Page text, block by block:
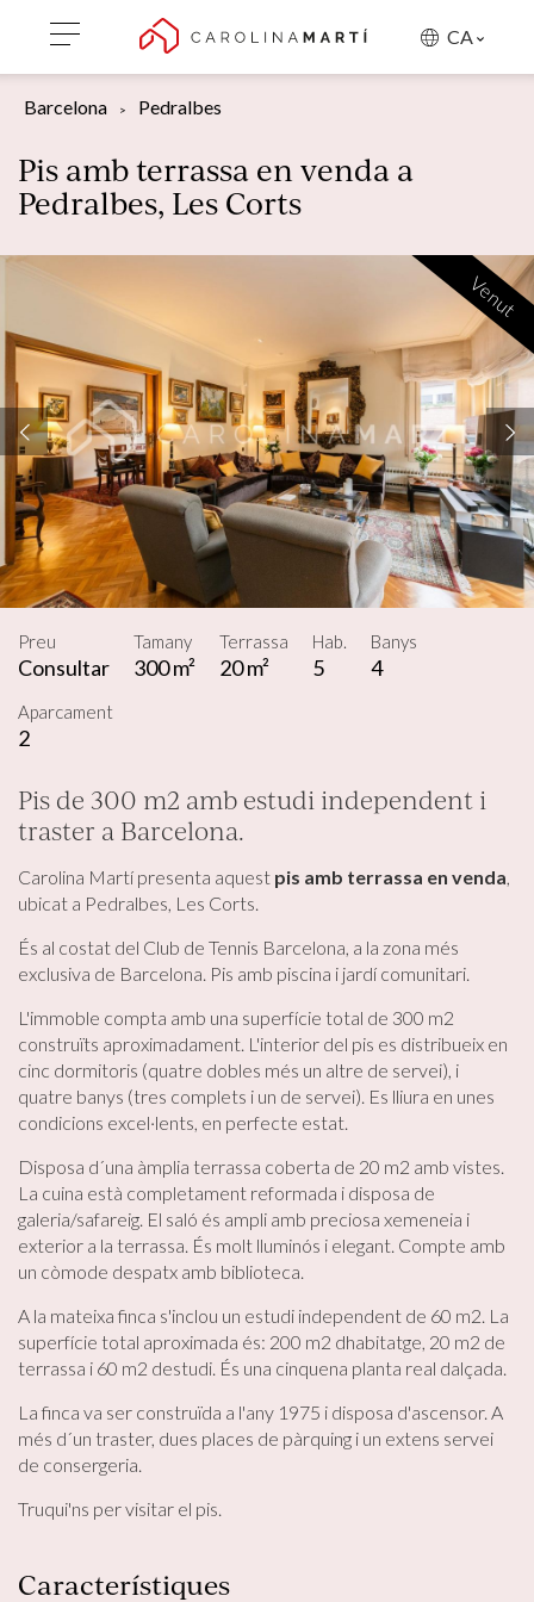
CA
Barcelona Pedralbes
Pis amb terrassa en venda a
Pedralbes, Les Corts
Venut
Preu
Consultar
Tamany
300 m²
Terrassa
20 m²
Hab.
5
Banys
4
Aparcament
2
Pis de 300 m2 amb estudi independent i
traster a Barcelona.
Carolina Martí presenta aquest pis amb terrassa en venda
ubicat a Pedralbes, Les Corts.
És al costat del Club de Tennis Barcelona, ​​a la zona més
exclusiva de Barcelona. Pis amb piscina i jardí comunitari.
L'immoble compta amb una superfície total de 300 m2
construïts aproximadament. L'interior del pis es distribueix en
cinc dormitoris (quatre dobles més un altre de servei), i
quatre banys (tres complets i un de servei). Es lliura en unes
condicions excel·lents, en perfecte estat.
Disposa d´una àmplia terrassa coberta de 20 m2 amb vistes.
La cuina està completament reformada i disposa de
galeria/safareig. El saló és ampli amb preciosa xemeneia i
exterior a la terrassa. És molt lluminós i elegant. Compte amb
un còmode despatx amb biblioteca.
A la mateixa finca s'inclou un estudi independent de 60 m2. La
superfície total aproximada és: 200 m2 dhabitatge, 20 m2 de
terrassa i 60 m2 destudi. És una cinquena planta real dalçada.
La finca va ser construïda a l'any 1975 i disposa d'ascensor. A
més d´un traster, dues places de pàrquing i un extens servei
de consergeria.
Truqui'ns per visitar el pis.
Característiques
Modificar cookies
Tècniques i funcionals
Sempre activades
Aquest lloc web utilitza cookies pròpies per recopilar
informació amb la finalitat de millorar els nostres serveis.
Si continua navegant, suposa l'acceptació de la instal·lació
navegador podent, si així ho desitja, impedir que siguin
navegació de la pàgina web.